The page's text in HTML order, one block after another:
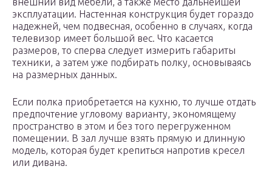
эксплуатации. Настенная конструкция будет гораздо
надежней, чем подвесная, особенно в случаях, когда
телевизор имеет большой вес. Что касается
размеров, то сперва следует измерить габариты
техники, а затем уже подбирать полку, основываясь
на размерных данных.
Если полка приобретается на кухню, то лучше отдать
предпочтение угловому варианту, экономящему
пространство в этом и без того перегруженном
помещении. В зал лучше взять прямую и длинную
модель, которая будет крепиться напротив кресел
или дивана.